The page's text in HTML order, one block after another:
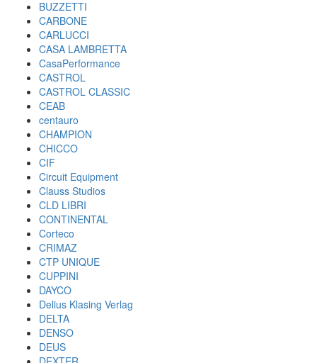
BUZZETTI
CARBONE
CARLUCCI
CASA LAMBRETTA
CasaPerformance
CASTROL
CASTROL CLASSIC
CEAB
centauro
CHAMPION
CHICCO
CIF
Circuit Equipment
Clauss Studios
CLD LIBRI
CONTINENTAL
Corteco
CRIMAZ
CTP UNIQUE
CUPPINI
DAYCO
Delius Klasing Verlag
DELTA
DENSO
DEUS